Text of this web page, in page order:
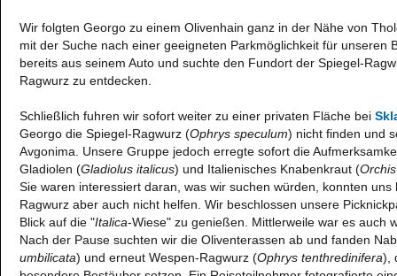
Wir folgten Georgo zu einem Olivenhain ganz in der Nähe von
mit der Suche nach einer geeigneten Parkmöglichkeit für unseren
bereits aus seinem Auto und suchte den Fundort der Spiegel-
Ragwurz zu entdecken.
Schließlich fuhren wir sofort weiter zu einer privaten Fläche bei
Georgo die Spiegel-Ragwurz (Ophrys speculum) nicht finden und
Avgonima. Unsere Gruppe jedoch erregte sofort die
Gladiolen (Gladiolus italicus) und Italienisches Knabenkraut (
Sie waren interessiert daran, was wir suchen würden, konnten
Ragwurz aber auch nicht helfen. Wir beschlossen unsere
Blick auf die "Italica-Wiese" zu genießen. Mittlerweile war es auch
Nach der Pause suchten wir die Oliventerassen ab und fanden
umbilicata) und erneut Wespen-Ragwurz (Ophrys tenthredinifera),